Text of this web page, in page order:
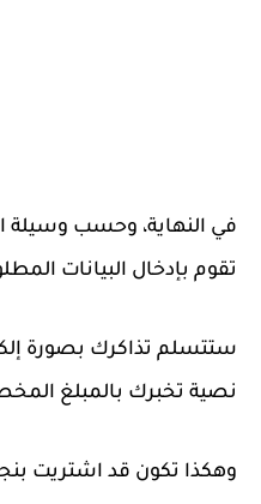
في النهاية، وحسب وسيلة
تقوم بإدخال البيانات
ستتسلم تذاكرك بصورة
نصية تخبرك بالمبلغ
وهكذا تكون قد اشتريت